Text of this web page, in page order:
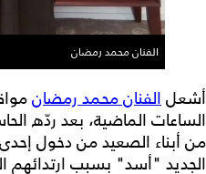
الفنان محمد رمضان
أشعلالفنان محمد رمضان
الساعات الماضية، بعد ردّه
من أبناء الصعيد من دخول
الجديد "أسد" بسبب ارتدائهم